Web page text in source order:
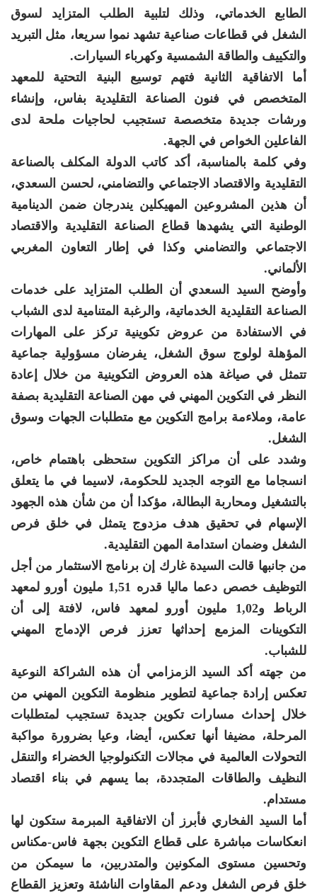
الطابع الخدماتي، وذلك لتلبية الطلب المتزايد لسوق
الشغل في قطاعات صناعية تشهد نموا سريعا، مثل التبريد
والتكييف والطاقة الشمسية وكهرباء السيارات.
أما الاتفاقية الثانية فتهم توسيع البنية التحتية للمعهد
المتخصص في فنون الصناعة التقليدية بفاس، وإنشاء
ورشات جديدة متخصصة تستجيب لحاجيات ملحة لدى
الفاعلين الخواص في الجهة.
وفي كلمة بالمناسبة، أكد كاتب الدولة المكلف بالصناعة
التقليدية والاقتصاد الاجتماعي والتضامني، لحسن السعدي،
أن هذين المشروعين المهيكلين يندرجان ضمن الدينامية
الوطنية التي يشهدها قطاع الصناعة التقليدية والاقتصاد
الاجتماعي والتضامني وكذا في إطار التعاون المغربي
الألماني.
وأوضح السيد السعدي أن الطلب المتزايد على خدمات
الصناعة التقليدية الخدماتية، والرغبة المتنامية لدى الشباب
في الاستفادة من عروض تكوينية تركز على المهارات
المؤهلة لولوج سوق الشغل، يفرضان مسؤولية جماعية
تتمثل في صياغة هذه العروض التكوينية من خلال إعادة
النظر في التكوين المهني في مهن الصناعة التقليدية بصفة
عامة، وملاءمة برامج التكوين مع متطلبات الجهات وسوق
الشغل.
وشدد على أن مراكز التكوين ستحظى باهتمام خاص،
انسجاما مع التوجه الجديد للحكومة، لاسيما في ما يتعلق
بالتشغيل ومحاربة البطالة، مؤكدا أن من شأن هذه الجهود
الإسهام في تحقيق هدف مزدوج يتمثل في خلق فرص
الشغل وضمان استدامة المهن التقليدية.
من جانبها قالت السيدة غارك إن برنامج الاستثمار من أجل
التوظيف خصص دعما ماليا قدره 1,51 مليون أورو لمعهد
الرباط و1,02 مليون أورو لمعهد فاس، لافتة إلى أن
التكوينات المزمع إحداثها تعزز فرص الإدماج المهني
للشباب.
من جهته أكد السيد الزمزامي أن هذه الشراكة النوعية
تعكس إرادة جماعية لتطوير منظومة التكوين المهني من
خلال إحداث مسارات تكوين جديدة تستجيب لمتطلبات
المرحلة، مضيفا أنها تعكس، أيضا، وعيا بضرورة مواكبة
التحولات العالمية في مجالات التكنولوجيا الخضراء والتنقل
النظيف والطاقات المتجددة، بما يسهم في بناء اقتصاد
مستدام.
أما السيد الفخاري فأبرز أن الاتفاقية المبرمة ستكون لها
انعكاسات مباشرة على قطاع التكوين بجهة فاس-مكناس
وتحسين مستوى المكونين والمتدربين، ما سيمكن من
خلق فرص الشغل ودعم المقاوات الناشئة وتعزيز القطاع